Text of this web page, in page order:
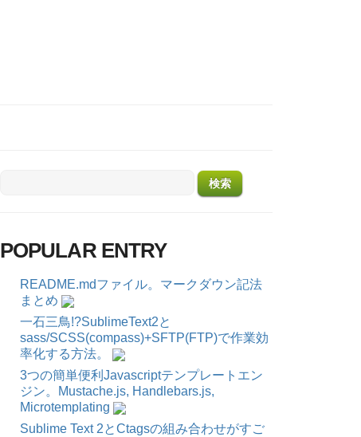
POPULAR ENTRY
README.mdファイル。マークダウン記法
まとめ
一石三鳥!?SublimeText2と
sass/SCSS(compass)+SFTP(FTP)で作業効
率化する方法。
3つの簡単便利Javascriptテンプレートエン
ジン。Mustache.js, Handlebars.js,
Microtemplating
Sublime Text 2とCtagsの組み合わせがすご